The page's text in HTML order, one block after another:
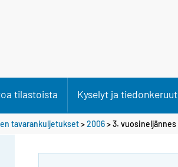
tilastoista Kyselyt ja tiedonkeruut
tavarankuljetukset>2006>3. vuosineljännes